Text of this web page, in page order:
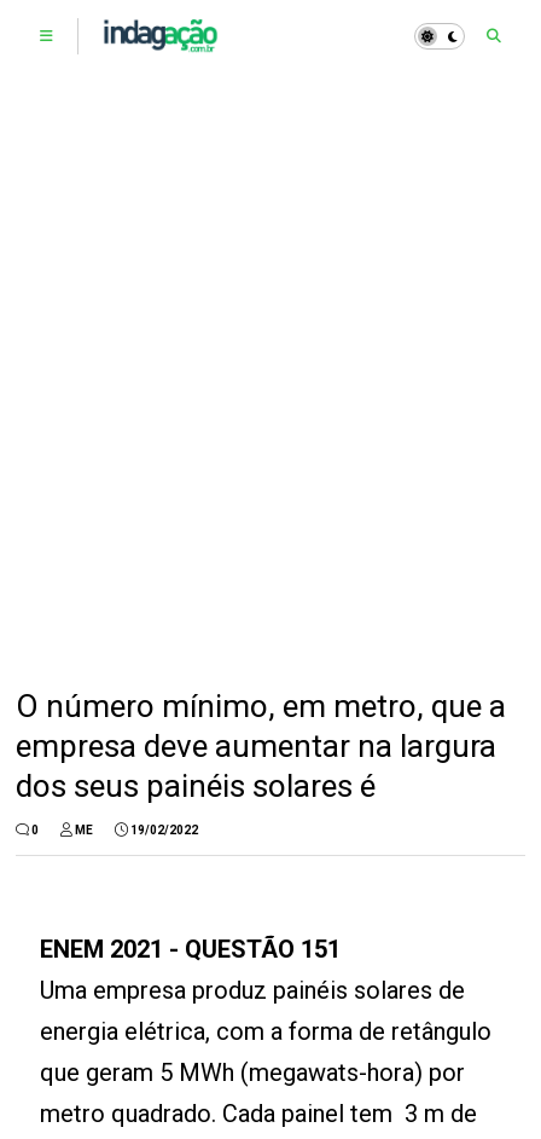
O número mínimo, em metro, que a
empresa deve aumentar na largura
dos seus painéis solares é
0 ME 19/02/2022
ENEM 2021 - QUESTÃO 151
Uma empresa produz painéis solares de
energia elétrica, com a forma de retângulo
que geram 5 MWh (megawats-hora) por
metro quadrado. Cada painel tem 3 m de